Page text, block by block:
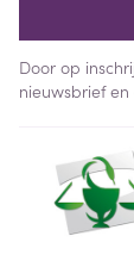
Door op
nieuwsbrief